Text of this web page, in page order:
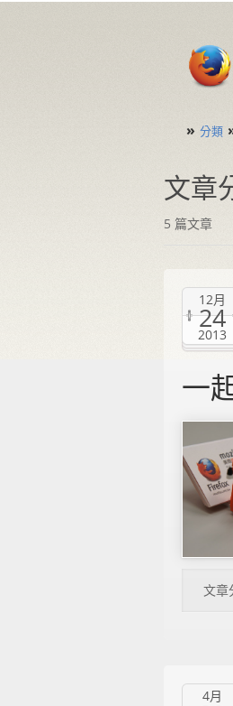
» 分類
文章
5 篇文章
12月
24
2013
一
文章
4月